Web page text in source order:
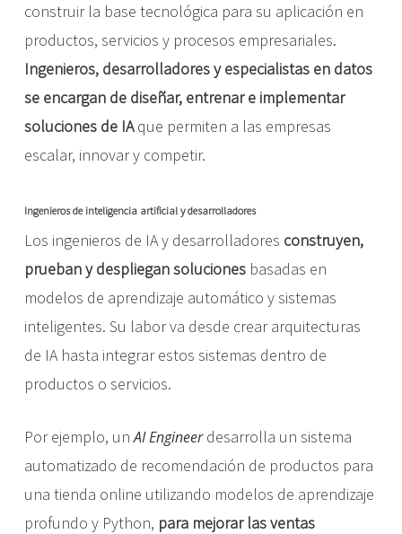
construir la base tecnológica para su aplicación en
productos, servicios y procesos empresariales.
Ingenieros, desarrolladores y especialistas en datos
se encargan de diseñar, entrenar e implementar
soluciones de IAque permiten a las empresas
escalar, innovar y competir.
Ingenieros de inteligencia artificial y desarrolladores
Los ingenieros de IA y desarrolladores construyen,
prueban y despliegan solucionesbasadas en
modelos de aprendizaje automático y sistemas
inteligentes. Su labor va desde crear arquitecturas
de IA hasta integrar estos sistemas dentro de
productos o servicios.
Por ejemplo, unAI Engineerdesarrolla un sistema
automatizado de recomendación de productos para
una tienda online utilizando modelos de aprendizaje
profundo y Python, para mejorar las ventas